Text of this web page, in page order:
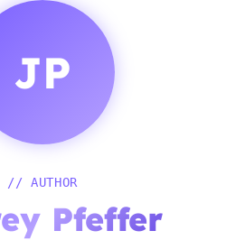
JP
// AUTHOR
Pfeffer